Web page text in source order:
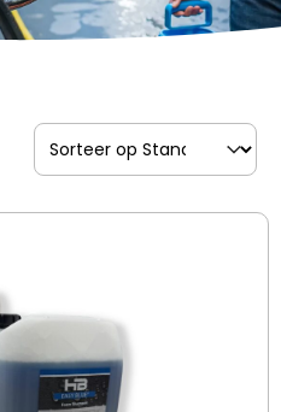
Sorteer op
Sort content